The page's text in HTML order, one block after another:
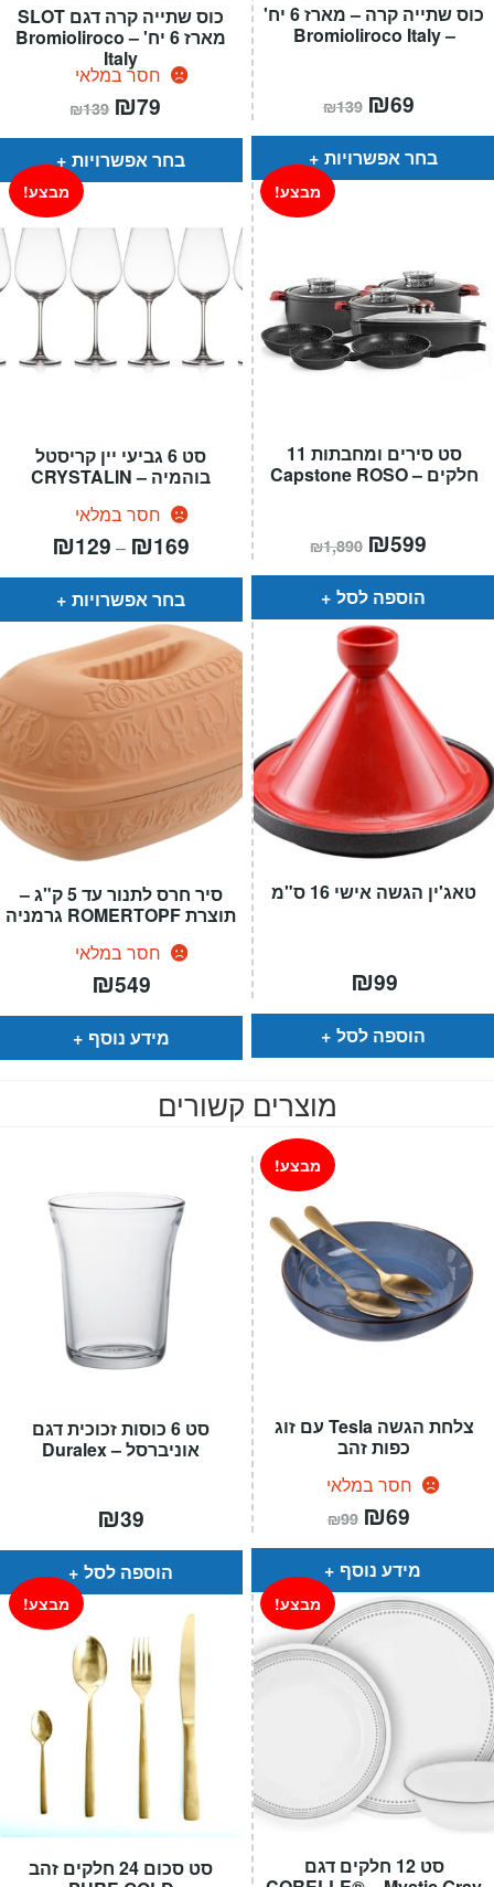
כוס שתייה קרה דגם SLOT
מארז 6 יח' – Bromioliroco
Italy
חסר במלאי
₪139 המחיר
המקורי
היה:
₪139.
₪79
הוא:
בחר אפשרויות
כוס שתייה קרה – מארז 6 יח'
– Bromioliroco Italy
₪139 המחיר
המקורי
היה:
₪139.
₪69
הוא:
בחר אפשרויות
סט 6 גביעי יין קריסטל
בוהמיה – CRYSTALIN
חסר במלאי
מבצע!
₪129 – ₪169
⁦₪129⁩
בחר אפשרויות
סט סירים ומחבתות 11
חלקים – Capstone ROSO
מבצע!
₪1,890 המחיר
המקורי
היה:
₪599
הוא:
הוספה לסל
סיר חרס לתנור עד 5 ק"ג –
תוצרת ROMERTOPF גרמניה
חסר במלאי
₪549
מידע נוסף
טאג'ין הגשה אישי 16 ס"מ
₪99
הוספה לסל
מוצרים קשורים
סט 6 כוסות זכוכית דגם
אוניברסל – Duralex
₪39
הוספה לסל
צלחת הגשה Tesla עם זוג
כפות זהב
חסר במלאי
מבצע!
₪99 המחיר
המקורי
היה:
₪99.
₪69
הוא:
מידע נוסף
סט סכום 24 חלקים זהב
מבצע!
סט 12 חלקים דגם
מבצע!